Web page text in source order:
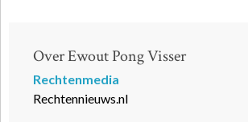
Over Ewout Pong Visser
Rechtenmedia
Rechtennieuws.nl